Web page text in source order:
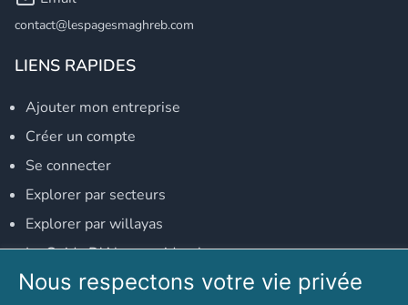
contact@lespagesmaghreb.com
LIENS RAPIDES
Ajouter mon entreprise
Créer un compte
Se connecter
Explorer par secteurs
Explorer par willayas
Le Guide D'Alger, guide-alger.com
NOS RÉSEAUX SOCIAUX
Nous respectons votre vie privée